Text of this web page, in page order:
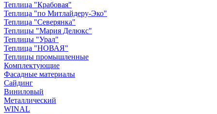
Теплица "Крабовая"
Теплица "по Митлайдеру-Эко"
Теплица "Северянка"
Теплицы "Мария Делюкс"
Теплицы "Урал"
Теплица "НОВАЯ"
Теплицы промышленные
Комплектующие
Фасадные материалы
Сайдинг
Виниловый
Металлический
WINAL